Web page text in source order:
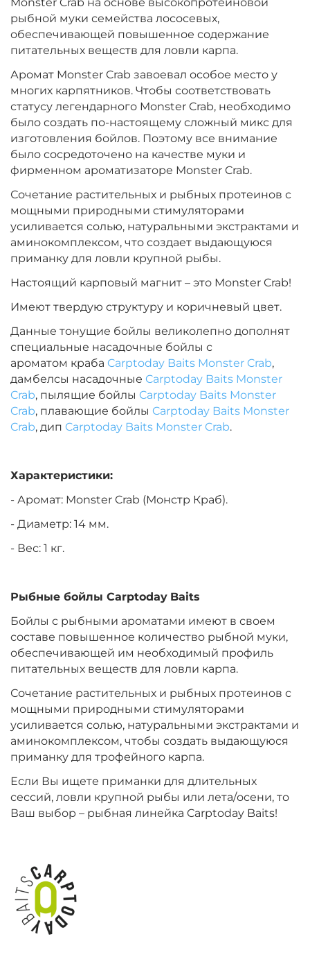
Диаметр:
Вкус:
Острые Специи
‍899‍ ₽‍1 058‍₽ +
−
Диаметр:
20 мм
Вкус:
Острые Специи
‍899‍ ₽‍1 058‍₽ +
−
Диаметр:
Медовая Дыня
‍899‍ ₽‍1 058‍ ₽ +
−
Диаметр:
Вкус:
Медовая Дыня
‍899‍ ₽‍1 058‍₽ −
Вкус:
Вкус:
‍899‍ ₽‍1 058‍₽ +
−
Диаметр:
20 мм
Вкус:
Монстр Краб
‍899‍ ₽ −
Диаметр:
24 мм
Мульти Фиш
Диаметр:
рыбной муки семейства лососевых,
обеспечивающей повышенное содержание
питательных веществ для ловли карпа.
Аромат Monster Crab завоевал особое место у
многих карпятников. Чтобы соответствовать
статусу легендарного Monster Crab, необходимо
было создать по-настоящему сложный микс для
изготовления бойлов. Поэтому все внимание
было сосредоточено на качестве муки и
фирменном ароматизаторе Monster Crab.
Сочетание растительных и рыбных протеинов с
мощными природными стимуляторами
усиливается солью, натуральными экстрактами и
аминокомплексом, что создает выдающуюся
приманку для ловли крупной рыбы.
Настоящий карповый магнит – это Monster Crab!
Имеют твердую структуру и коричневый цвет.
Данные тонущие бойлы великолепно дополнят
специальные насадочные бойлы с
ароматом краба Carptoday Baits Monster Crab,
дамбелсы насадочные Carptoday Baits Monster
Crab, пылящие бойлы Carptoday Baits Monster
Crab, плавающие бойлы Carptoday Baits Monster
Crab, дип Carptoday Baits Monster Crab.
Характеристики:
- Аромат: Monster Crab (Монстр Краб).
- Диаметр: 14 мм.
- Вес: 1 кг.
Рыбные бойлы Carptoday Baits
Бойлы с рыбными ароматами имеют в своем
составе повышенное количество рыбной муки,
обеспечивающей им необходимый профиль
питательных веществ для ловли карпа.
Сочетание растительных и рыбных протеинов с
мощными природными стимуляторами
усиливается солью, натуральными экстрактами и
аминокомплексом, чтобы создать выдающуюся
приманку для трофейного карпа.
Если Вы ищете приманки для длительных
сессий, ловли крупной рыбы или лета/осени, то
Ваш выбор – рыбная линейка Carptoday Baits!